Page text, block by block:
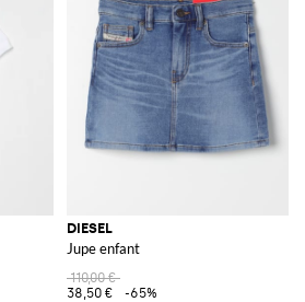
DIESEL
Jupe enfant
110,00 €
38,50 €
-65%